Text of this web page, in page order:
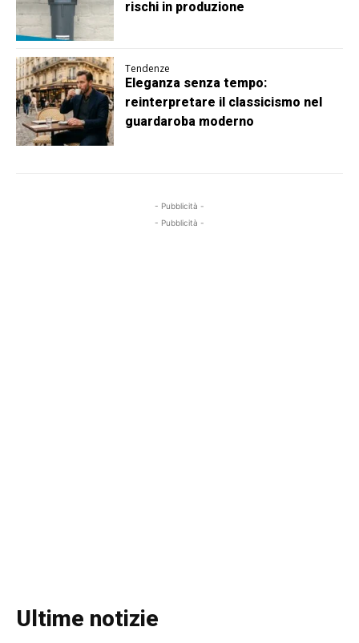
rischi in produzione
Tendenze
Eleganza senza tempo:
reinterpretare il classicismo nel
guardaroba moderno
- Pubblicità -
- Pubblicità -
Ultime notizie